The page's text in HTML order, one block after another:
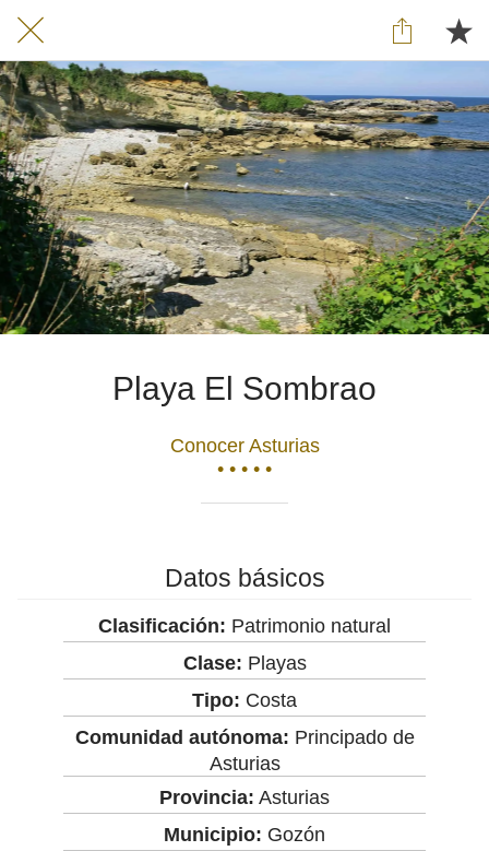
Playa El Sombrao
Conocer Asturias
• • • • •
Datos básicos
Clasificación: Patrimonio natural
Clase: Playas
Tipo: Costa
Comunidad autónoma: Principado de
Asturias
Provincia: Asturias
Municipio: Gozón